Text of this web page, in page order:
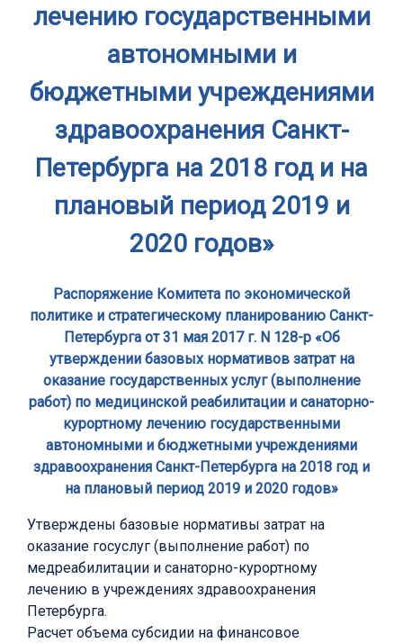
лечению государственными
автономными и
бюджетными учреждениями
здравоохранения Санкт-
Петербурга на 2018 год и на
плановый период 2019 и
2020 годов»
Распоряжение Комитета по экономической
политике и стратегическому планированию Санкт-
Петербурга от 31 мая 2017 г. N 128-р «Об
утверждении базовых нормативов затрат на
оказание государственных услуг (выполнение
работ) по медицинской реабилитации и санаторно-
курортному лечению государственными
автономными и бюджетными учреждениями
здравоохранения Санкт-Петербурга на 2018 год и
на плановый период 2019 и 2020 годов»
Утверждены базовые нормативы затрат на
оказание госуслуг (выполнение работ) по
медреабилитации и санаторно-курортному
лечению в учреждениях здравоохранения
Петербурга.
Расчет объема субсидии на финансовое